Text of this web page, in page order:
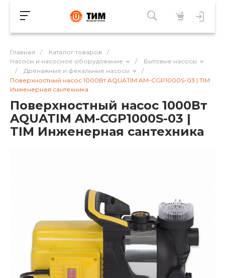
Главная / Каталог товаров
/
Насосы и насосное оборудование
/
Бытовые насосы
/
Дренажные и фекальные насосы
/
Поверхностный насос 1000Вт AQUATIM AM-CGP1000S-03 | TIM
Инженерная сантехника
Поверхностный насос 1000Вт
AQUATIM AM-CGP1000S-03 |
TIM Инженерная сантехника